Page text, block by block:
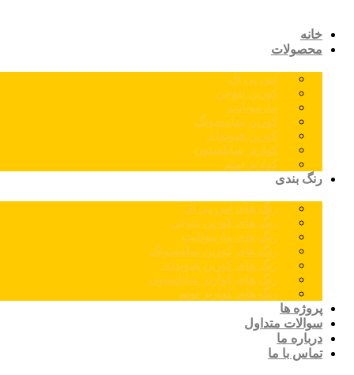
خانه
محصولات
اس پی ال
کورین نئوجن
مارمونایت
کورین سامسونگ
کورین هیوندای
کوارتز سایلستون
کوارتز توتم
رنگ بندی
رنگ های اس پی ال
رنگ های کورین نئوجن
رنگ های مارمونایت
رنگ های کورین سامسونگ
رنگ های کورین هیوندای
رنگ های کوارتز سایلستون
رنگ های کوارتز توتم
پروژه ها
سوالات متداول
درباره ما
تماس با ما